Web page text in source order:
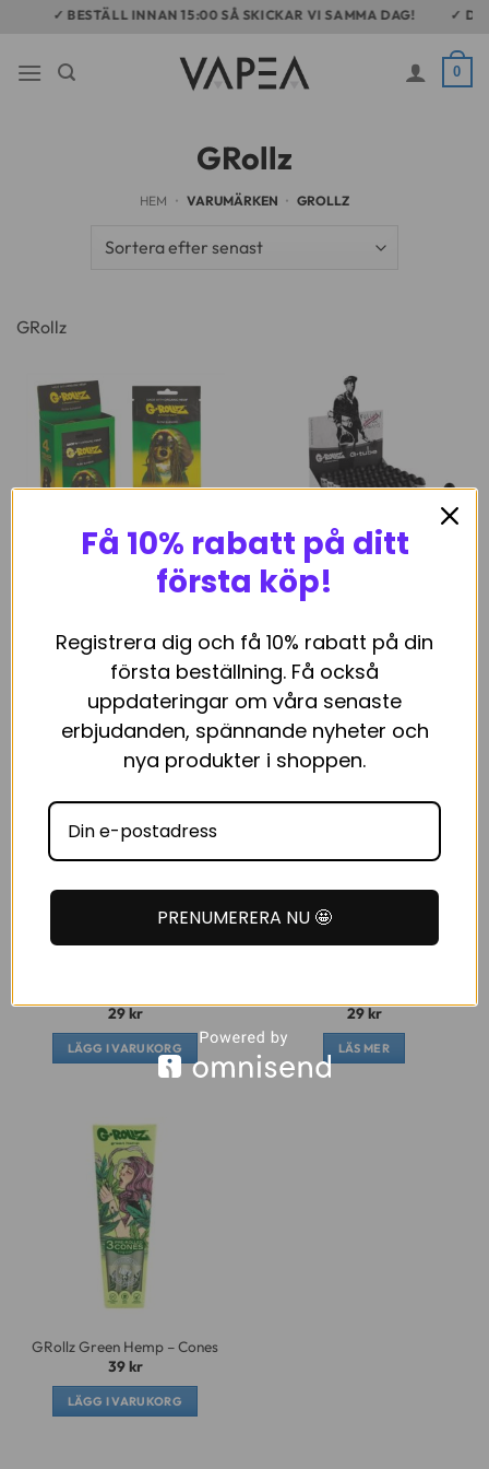
content
✓ BESTÄLL INNAN 15:00 SÅ SKICKAR VI SAMMA DAG! ✓
0
GRollz
HEM • VARUMÄRKEN • GROLLZ
GRollz
39kr
LÄGG I VARUKORG
G-Rollz G tube Banksy
29 kr
LÄGG I VARUKORG
29kr
LÄGG I VARUKORG
SLUT I LAGER
29kr
LÄS MER
GRollz Green Hemp – Cones
39kr
LÄGG I VARUKORG
Få 10% rabatt på ditt
första köp!
Registrera dig och få 10% rabatt på din
första beställning. Få också
uppdateringar om våra senaste
erbjudanden, spännande nyheter och
nya produkter i shoppen.
PRENUMERERA NU 🤩